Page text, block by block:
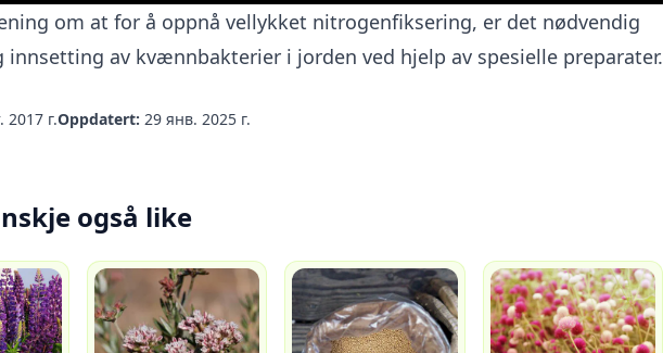
om at for å oppnå vellykket nitrogenfiksering, er det nødvendig
innsetting av kvænnbakterier i jorden ved hjelp av spesielle preparater.
2017 г.Oppdatert: 29 янв. 2025 г.
også like